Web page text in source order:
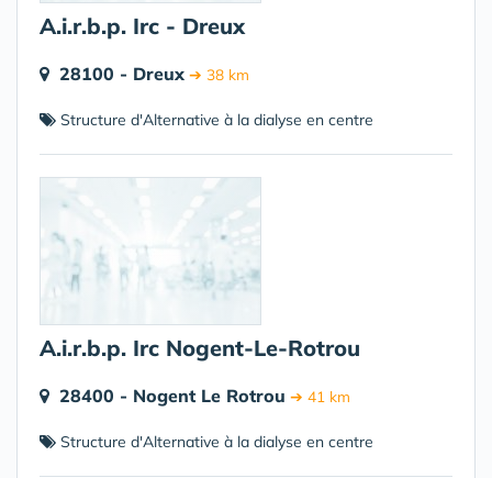
A.i.r.b.p. Irc - Dreux
28100 - Dreux ➔ 38 km
Structure d'Alternative à la dialyse en centre
A.i.r.b.p. Irc Nogent-Le-Rotrou
28400 - Nogent Le Rotrou ➔ 41 km
Structure d'Alternative à la dialyse en centre